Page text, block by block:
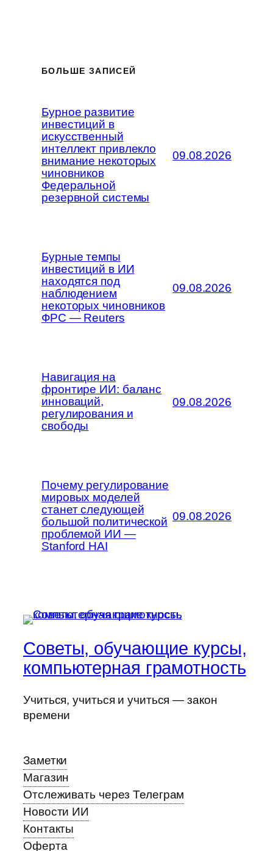
БОЛЬШЕ ЗАПИСЕЙ
Бурное развитие
инвестиций в
искусственный
интеллект привлекло
внимание некоторых
чиновников
Федеральной
резервной системы
09.08.2026
Бурные темпы
инвестиций в ИИ
находятся под
наблюдением
некоторых чиновников
ФРС — Reuters
09.08.2026
Навигация на
фронтире ИИ: баланс
инноваций,
регулирования и
свободы
09.08.2026
Почему регулирование
мировых моделей
станет следующей
большой политической
проблемой ИИ —
Stanford HAI
09.08.2026
Советы, обучающие курсы,
компьютерная грамотность
Учиться, учиться и учиться — закон
времени
Заметки
Магазин
Отслеживать через Телеграм
Новости ИИ
Контакты
Оферта